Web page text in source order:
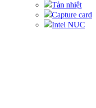
Tản nhiệt
Capture card
Intel NUC